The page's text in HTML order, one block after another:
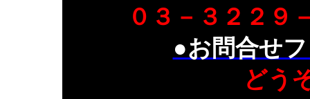
０３－３２２９
●お問合せ
どう